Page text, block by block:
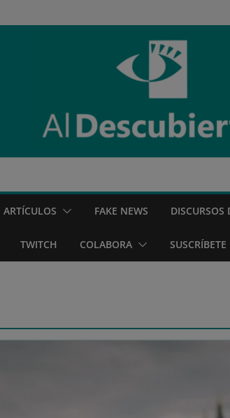
ARTÍCULOS FAKE NEWS DISCURSOS
TWITCH COLABORA SUSCRÍBETE